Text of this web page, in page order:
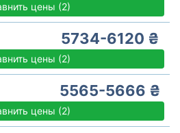
цены (2)
5734-6120 ₴
цены (2)
5565-5666 ₴
цены (2)